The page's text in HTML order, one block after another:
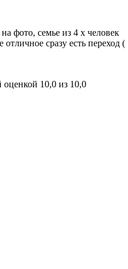
фото, семье из 4 х человек
сразу есть переход (
оценкой 10,0 из 10,0